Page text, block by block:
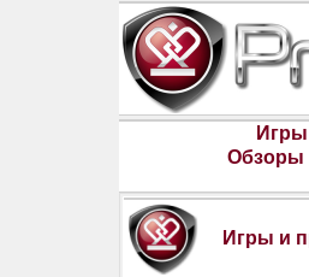
Игры
Обзоры
Игры и